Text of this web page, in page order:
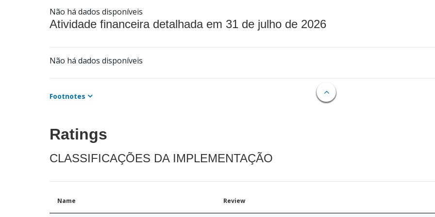
Não há dados disponíveis
Atividade financeira detalhada em 31 de julho de 2026
Não há dados disponíveis
Footnotes
Ratings
CLASSIFICAÇÕES DA IMPLEMENTAÇÃO
Name Review